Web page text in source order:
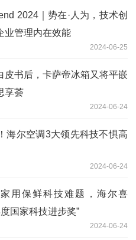
2024｜势在·人为，技术创
业管理内在效能
2024-06-25
皮书后，卡萨帝冰箱又将平嵌
享荟
2024-06-24
海尔空调3大领先科技不惧高
2024-06-24
用保鲜科技难题，海尔喜
国家科技进步奖”
2024-06-24